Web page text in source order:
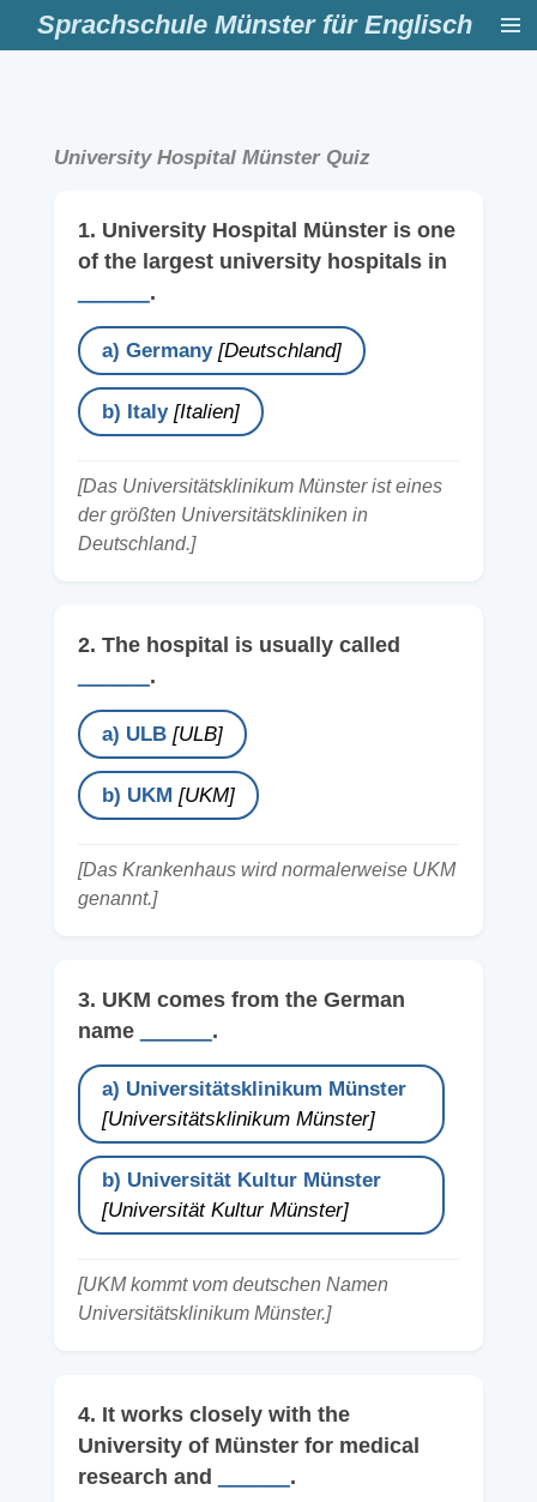
Zum
Hauptinhalt
Sprachschule Münster für Englisch
University Hospital Münster Quiz
1. University Hospital Münster is one
of the largest university hospitals in
.
a) Germany [Deutschland]
b) Italy [Italien]
[Das Universitätsklinikum Münster ist eines
der größten Universitätskliniken in
Deutschland.]
2. The hospital is usually called
.
a) ULB [ULB]
b) UKM [UKM]
[Das Krankenhaus wird normalerweise UKM
genannt.]
3. UKM comes from the German
name
.
a) Universitätsklinikum Münster
[Universitätsklinikum Münster]
b) Universität Kultur Münster
[Universität Kultur Münster]
[UKM kommt vom deutschen Namen
Universitätsklinikum Münster.]
4. It works closely with the
University of Münster for medical
research and
.